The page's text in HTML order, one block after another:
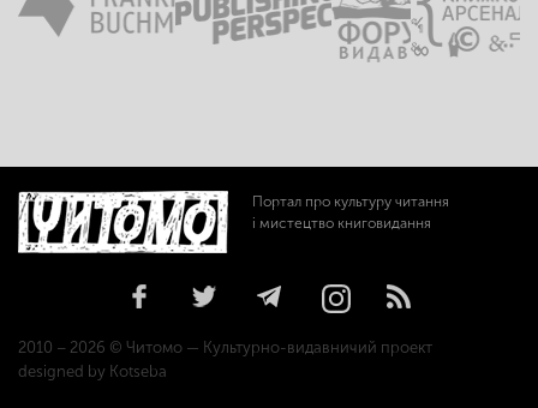
Портал про культуру читання
і мистецтво книговидання
2010 – 2026 © Читомо — Культурно-видавничий проект
designed by Kotseba